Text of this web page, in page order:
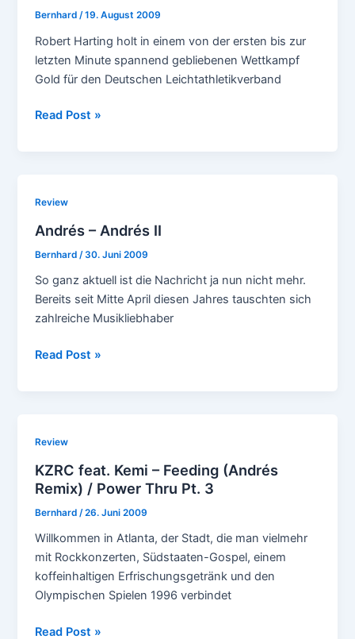
Bernhard /19. August 2009
Robert Harting holt in einem von der ersten bis zur
letzten Minute spannend gebliebenen Wettkampf
Gold für den Deutschen Leichtathletikverband
Sean
Mix
August
2009
Read Post »
Review
Andrés – Andrés II
Bernhard /30. Juni 2009
So ganz aktuell ist die Nachricht ja nun nicht mehr.
Bereits seit Mitte April diesen Jahres tauschten sich
zahlreiche Musikliebhaber
Andrés
Read Post »
Review
KZRC feat. Kemi – Feeding (Andrés
Remix) / Power Thru Pt. 3
Bernhard /26. Juni 2009
Willkommen in Atlanta, der Stadt, die man vielmehr
mit Rockkonzerten, Südstaaten-Gospel, einem
koffeinhaltigen Erfrischungsgetränk und den
Olympischen Spielen 1996 verbindet
KZRC
Read Post »